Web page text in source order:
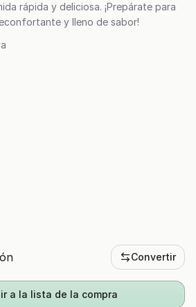
rápida y deliciosa. ¡Prepárate para
y lleno de sabor!
Convertir
a la lista de la compra